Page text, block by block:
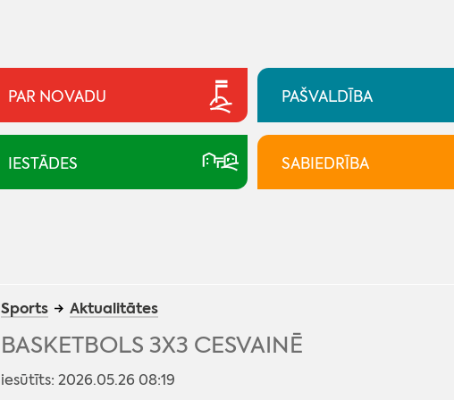
PAR NOVADU PAŠVALDĪBA
IESTĀDES SABIEDRĪBA
Sports Aktualitātes
BASKETBOLS 3X3 CESVAINĒ
iesūtīts: 2026.05.26 08:19